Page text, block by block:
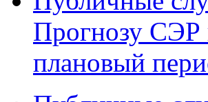
Прогнозу СЭР
плановый